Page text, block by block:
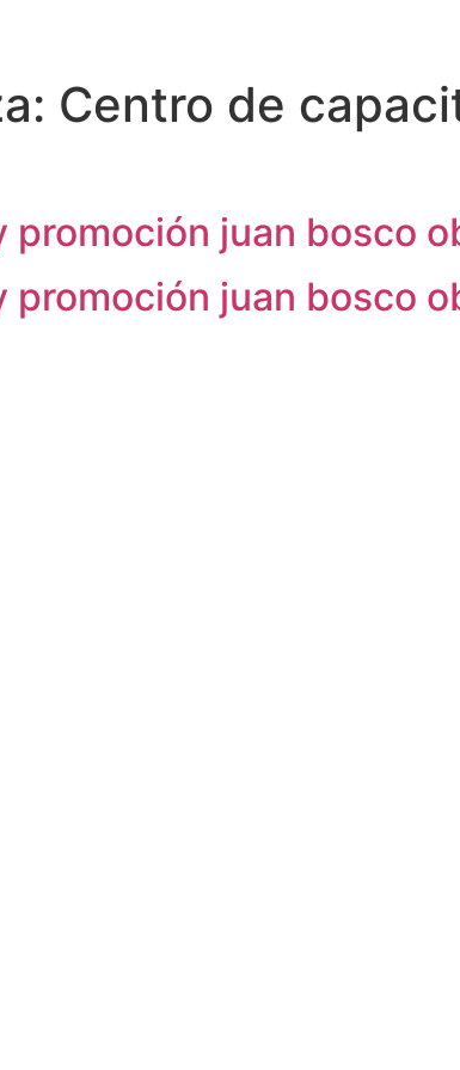
Centro de
juan bosco
juan bosco